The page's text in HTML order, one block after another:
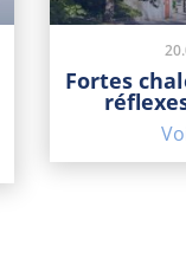
Fortes